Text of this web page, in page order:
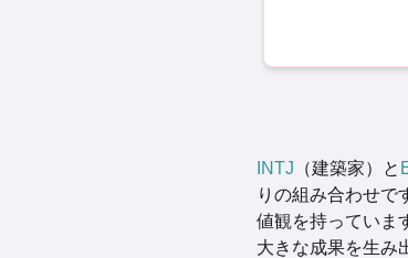
INTJ （建築家）と
りの組み合わせで
値観を持っていま
大きな成果を生み